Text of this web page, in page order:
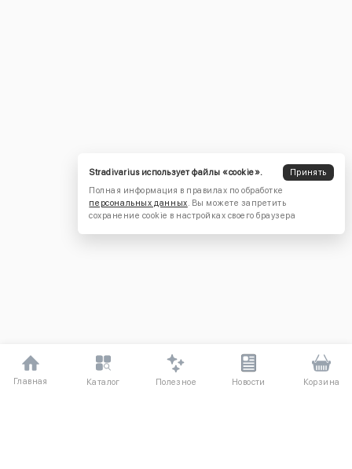
Главная Каталог Полезное Новости Корзина
Stradivarius использует файлы «cookie».
Принять
Полная информация в правилах по обработке
персональных данных. Вы можете запретить
сохранение cookie в настройках своего браузера